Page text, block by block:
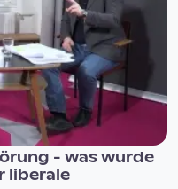
- was wurde
liberale